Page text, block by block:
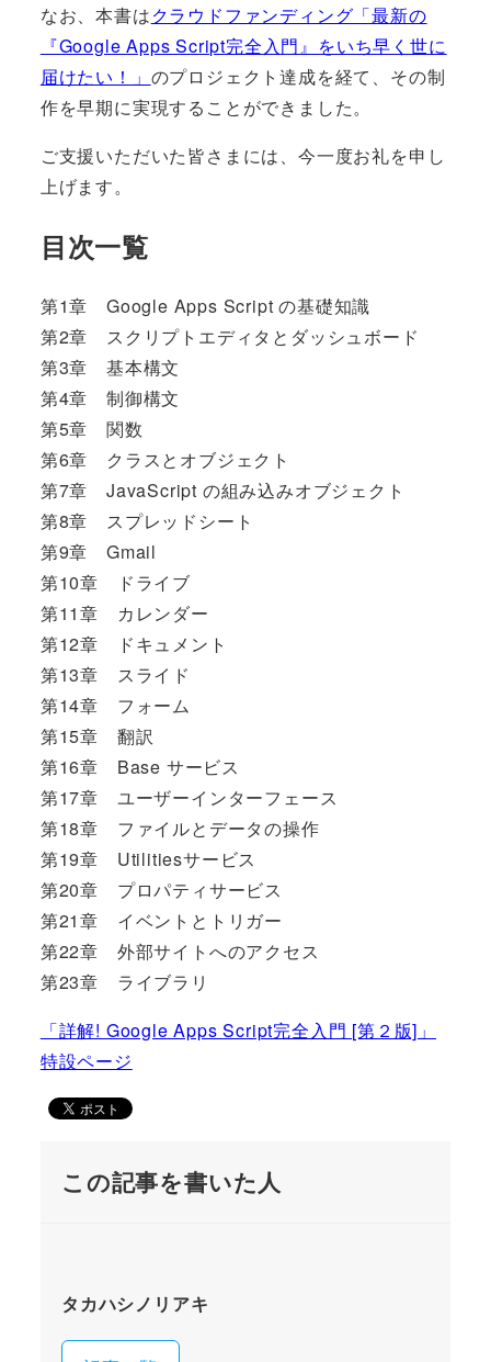
なお、本書はクラウドファンディング「最新の
『Google Apps Script完全入門』をいち早く世に
届けたい！」 のプロジェクト達成を経て、その制
作を早期に実現することができました。
ご支援いただいた皆さまには、今一度お礼を申し
上げます。
目次一覧
第1章 Google Apps Script の基礎知識
第2章 スクリプトエディタとダッシュボード
第3章 基本構文
第4章 制御構文
第5章 関数
第6章 クラスとオブジェクト
第7章 JavaScript の組み込みオブジェクト
第8章 スプレッドシート
第9章 Gmail
第10章 ドライブ
第11章 カレンダー
第12章 ドキュメント
第13章 スライド
第14章 フォーム
第15章 翻訳
第16章 Base サービス
第17章 ユーザーインターフェース
第18章 ファイルとデータの操作
第19章 Utilitiesサービス
第20章 プロパティサービス
第21章 イベントとトリガー
第22章 外部サイトへのアクセス
第23章 ライブラリ
「詳解! Google Apps Script完全入門 [第２版]」
特設ページ
この記事を書いた人
タカハシノリアキ